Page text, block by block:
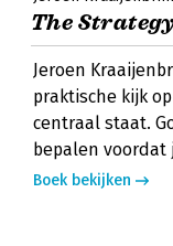
The
Jeroen
praktische kijk
centraal staat.
bepalen
Boek bekijken